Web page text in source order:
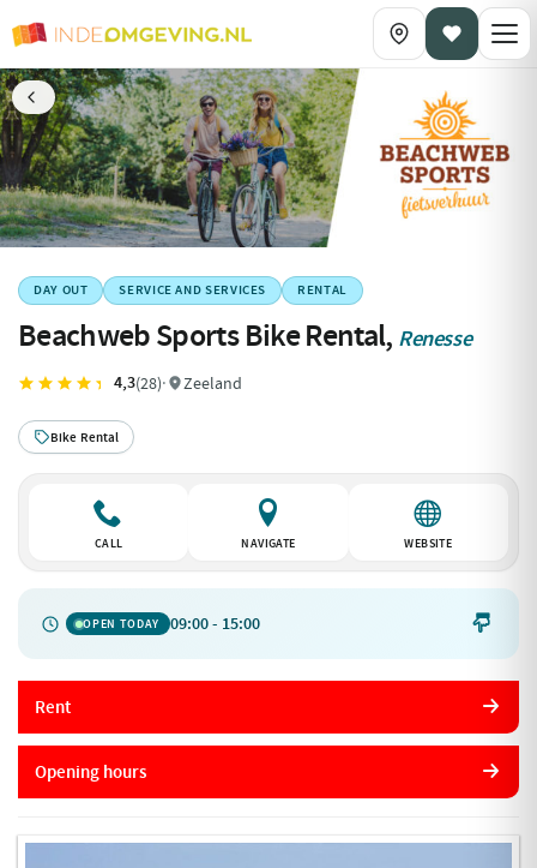
DAY OUT SERVICE AND SERVICES RENTAL
Beachweb Sports Bike Rental, Renesse
4,3(28)· Zeeland
Bike Rental
CALL NAVIGATE WEBSITE
OPEN TODAY 09:00 - 15:00 
Rent
Opening hours